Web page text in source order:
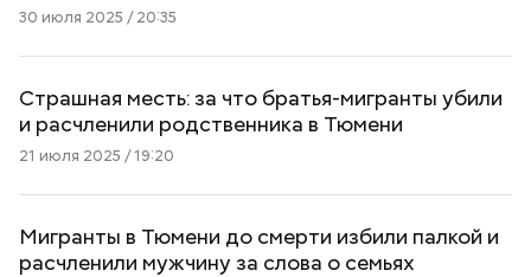
30 июля 2025 / 20:35
Страшная месть: за что братья-мигранты убили
и расчленили родственника в Тюмени
21 июля 2025 / 19:20
Мигранты в Тюмени до смерти избили палкой и
расчленили мужчину за слова о семьях